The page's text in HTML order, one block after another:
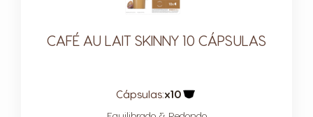
CAFÉ AU LAIT SKINNY 10 CÁPSULAS
Cápsulas:x10